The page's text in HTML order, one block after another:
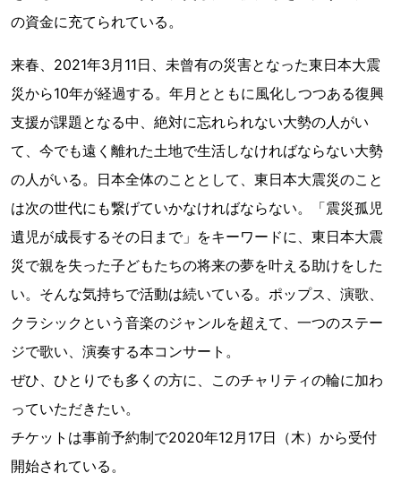
の資金に充てられている。
来春、2021年3月11日、未曾有の災害となった東日本大震
災から10年が経過する。年月とともに風化しつつある復興
支援が課題となる中、絶対に忘れられない大勢の人がい
て、今でも遠く離れた土地で生活しなければならない大勢
の人がいる。日本全体のこととして、東日本大震災のこと
は次の世代にも繋げていかなければならない。「震災孤児
遺児が成長するその日まで」をキーワードに、東日本大震
災で親を失った子どもたちの将来の夢を叶える助けをした
い。そんな気持ちで活動は続いている。ポップス、演歌、
クラシックという音楽のジャンルを超えて、一つのステー
ジで歌い、演奏する本コンサート。
ぜひ、ひとりでも多くの方に、このチャリティの輪に加わ
っていただきたい。
チケットは事前予約制で2020年12月17日（木）から受付
開始されている。